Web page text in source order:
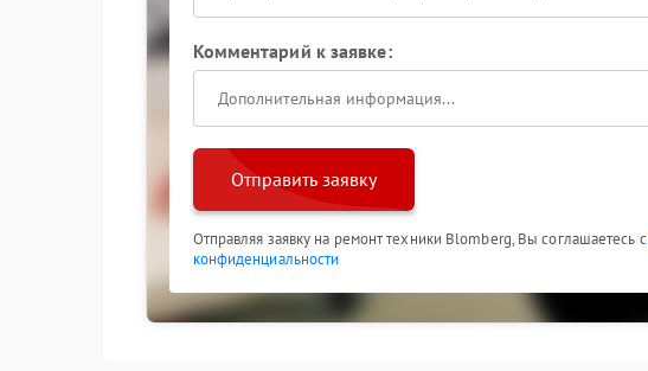
Комментарий к заявке:
Отправить заявку
Отправляя заявку на ремонт техники Blomberg, Вы соглашаетесь с
конфиденциальности